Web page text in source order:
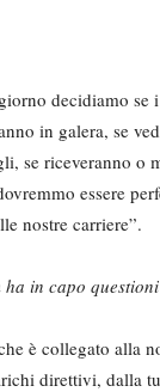
decidiamo se
in galera, se
se riceveranno o
essere
nostre carriere”.
ha in capo
è collegato alla
direttivi, dalla